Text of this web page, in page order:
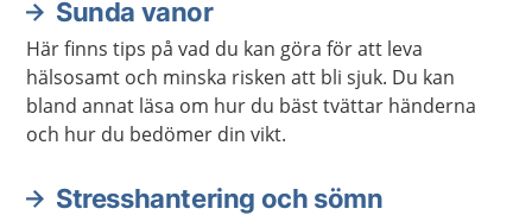
Sunda vanor
Här finns tips på vad du kan göra för att leva
hälsosamt och minska risken att bli sjuk. Du kan
bland annat läsa om hur du bäst tvättar händerna
och hur du bedömer din vikt.
Stresshantering och sömn